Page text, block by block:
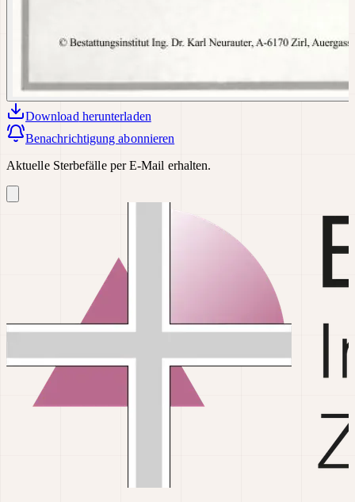
Download herunterladen
Benachrichtigung abonnieren
Aktuelle Sterbefälle per E-Mail erhalten.